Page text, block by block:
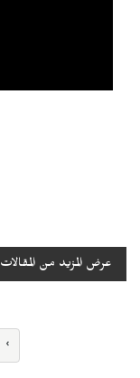
عرض المزيد من المقالات
›